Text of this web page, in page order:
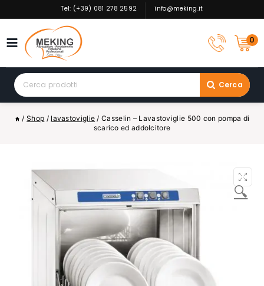
to
Tel: (+39) 081 278 2592 info@meking.it
0
Search
for:
Cerca
/ Shop / lavastoviglie / Casselin – Lavastoviglie 500 con pompa di
scarico ed addolcitore
🔍